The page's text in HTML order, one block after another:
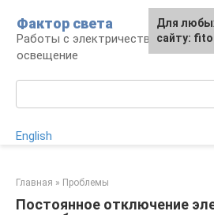
контенту
Фактор света
Работы с электричеством,
освещение
English
Главная » Проблемы
Постоянное отключение
Для
сайту: